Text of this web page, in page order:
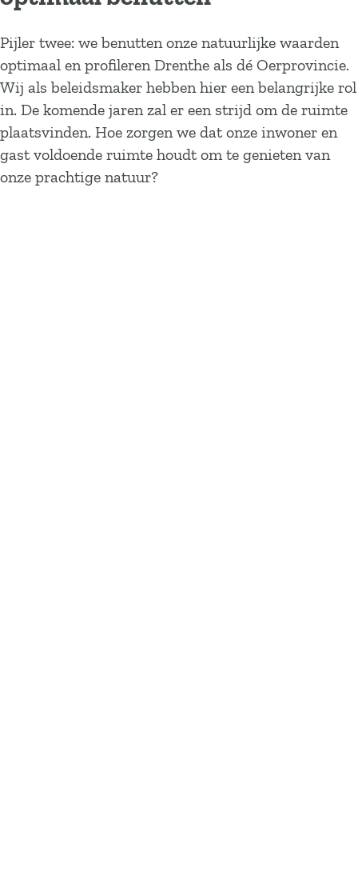
Pijler twee: we benutten onze natuurlijke waarden
optimaal en profileren Drenthe als dé Oerprovincie.
Wij als beleidsmaker hebben hier een belangrijke rol
in. De komende jaren zal er een strijd om de ruimte
plaatsvinden. Hoe zorgen we dat onze inwoner en
gast voldoende ruimte houdt om te genieten van
onze prachtige natuur?